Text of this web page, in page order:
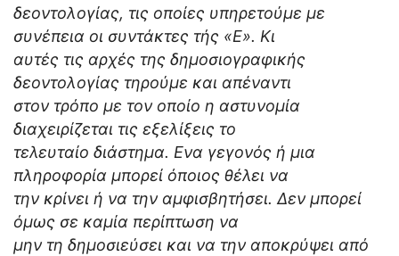
δεοντολογίας, τις οποίες υπηρετούμε με
συνέπεια οι συντάκτες τής «Ε». Κι
αυτές τις αρχές της δημοσιογραφικής
δεοντολογίας τηρούμε και απέναντι
στον τρόπο με τον οποίο η αστυνομία
διαχειρίζεται τις εξελίξεις το
τελευταίο διάστημα. Ενα γεγονός ή μια
πληροφορία μπορεί όποιος θέλει να
την κρίνει ή να την αμφισβητήσει. Δεν μπορεί
όμως σε καμία περίπτωση να
μην τη δημοσιεύσει και να την αποκρύψει από